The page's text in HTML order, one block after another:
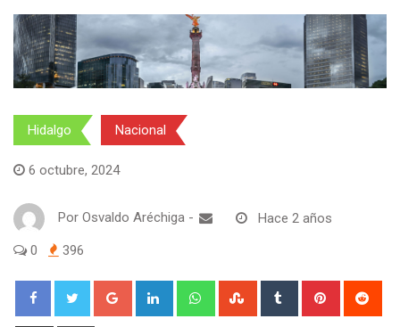
Hidalgo Nacional
6 octubre, 2024
Por Osvaldo Aréchiga - Hace 2 años
0 396
Google+ LinkedIn WhatsappStumbleUpon
Tumblr Pinterest